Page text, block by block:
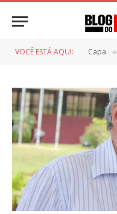
VOCÊ ESTÁ AQUI: Capa »